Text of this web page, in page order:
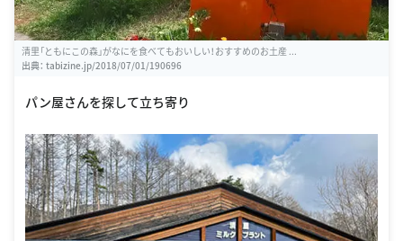
清里「ともにこの森」がなにを食べてもおいしい！おすすめのお土産 ...
出典： tabizine.jp/2018/07/01/190696
パン屋さんを探して立ち寄り